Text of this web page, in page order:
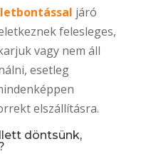
járó
felesleges,
vagy nem áll
esetleg
elszállításra.
döntsünk,